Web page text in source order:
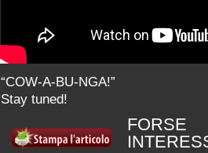
“COW-A-BU-NGA!”
Stay tuned!